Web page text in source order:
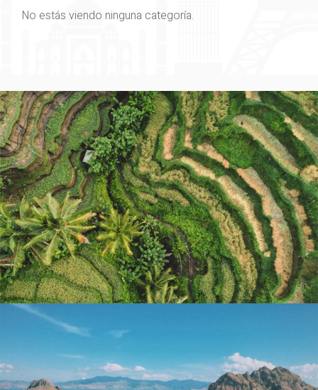
No estás viendo ninguna categoría.